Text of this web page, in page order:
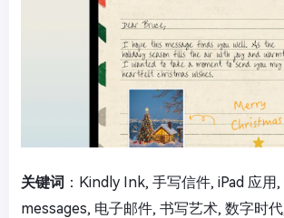
关键词 ：Kindly Ink, 手写信件, iPad 应
messages, 电子邮件, 书写艺术, 数字时